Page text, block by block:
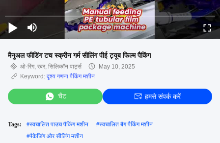
मैनुअल फीडिंग टच स्क्रीन गर्म सीलिंग पीई ट्यूब फिल्म पैकिंग
ओ-रिंग, रबर, सिलिकॉन पार्ट्स
May 10, 2025
Keyword: दृश्य गणना पैकिंग मशीन
चैट हमसे संपर्क करें
Tags: #स्वचालित पाउच पैकिंग मशीन #स्वचालित बैग पैकिंग मशीन
#पैकेजिंग और सीलिंग मशीन